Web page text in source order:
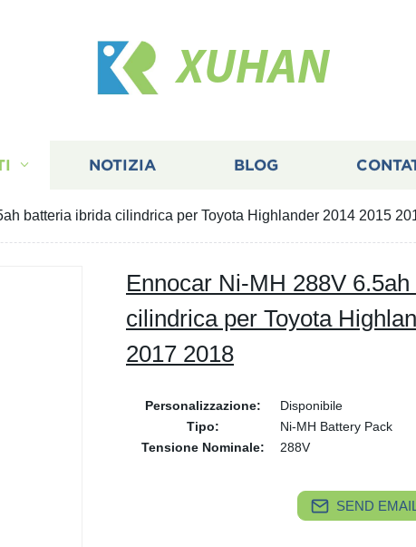
XUHAN
NOTIZIA BLOG
batteria ibrida cilindrica per Toyota Highlander 2014 2015
Ennocar Ni-MH 288V
cilindrica per Toyota
2017 2018
Personalizzazione:
Disponibile
Tipo:
Ni-MH Battery Pack
Tensione Nominale:
288V
SEND